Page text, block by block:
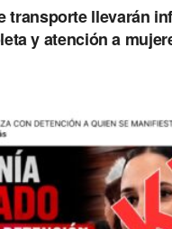
transporte llevarán
y atención a